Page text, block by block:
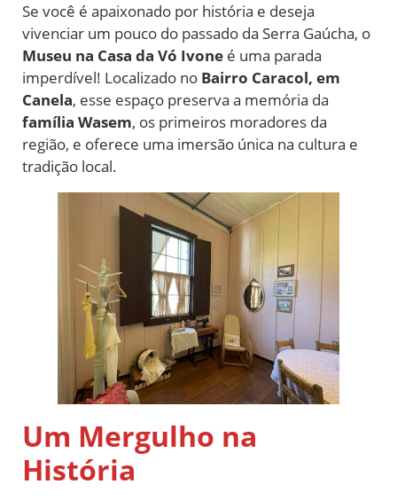
Se você é apaixonado por história e deseja
vivenciar um pouco do passado da Serra Gaúcha, o
Museu na Casa da Vó Ivone é uma parada
imperdível! Localizado no Bairro Caracol, em
Canela, esse espaço preserva a memória da
família Wasem, os primeiros moradores da
região, e oferece uma imersão única na cultura e
tradição local.
Um Mergulho na
História